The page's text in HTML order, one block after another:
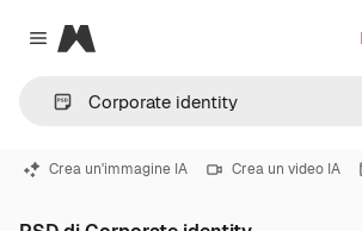
Close menu
Magnific
Crea un'immagine IA Crea un video IA